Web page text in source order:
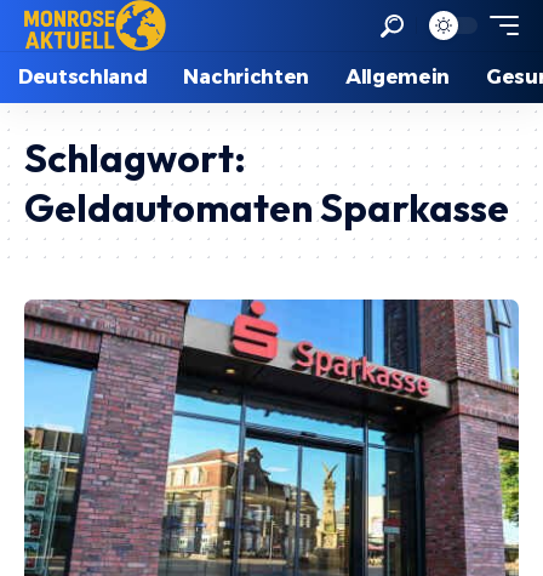
Deutschland Nachrichten Allgemein
Schlagwort:
Geldautomaten Sparkasse